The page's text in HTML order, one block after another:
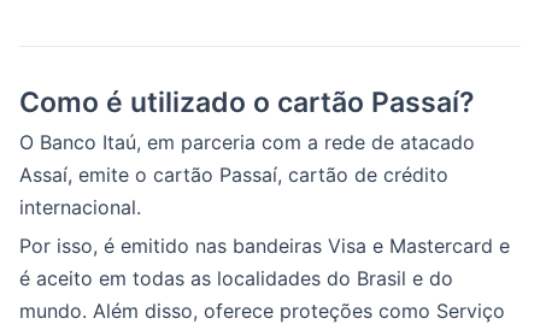
Como é utilizado o cartão Passaí?
O Banco Itaú, em parceria com a rede de atacado
Assaí, emite o cartão Passaí, cartão de crédito
internacional.
Por isso, é emitido nas bandeiras Visa e Mastercard e
é aceito em todas as localidades do Brasil e do
mundo. Além disso, oferece proteções como Serviço